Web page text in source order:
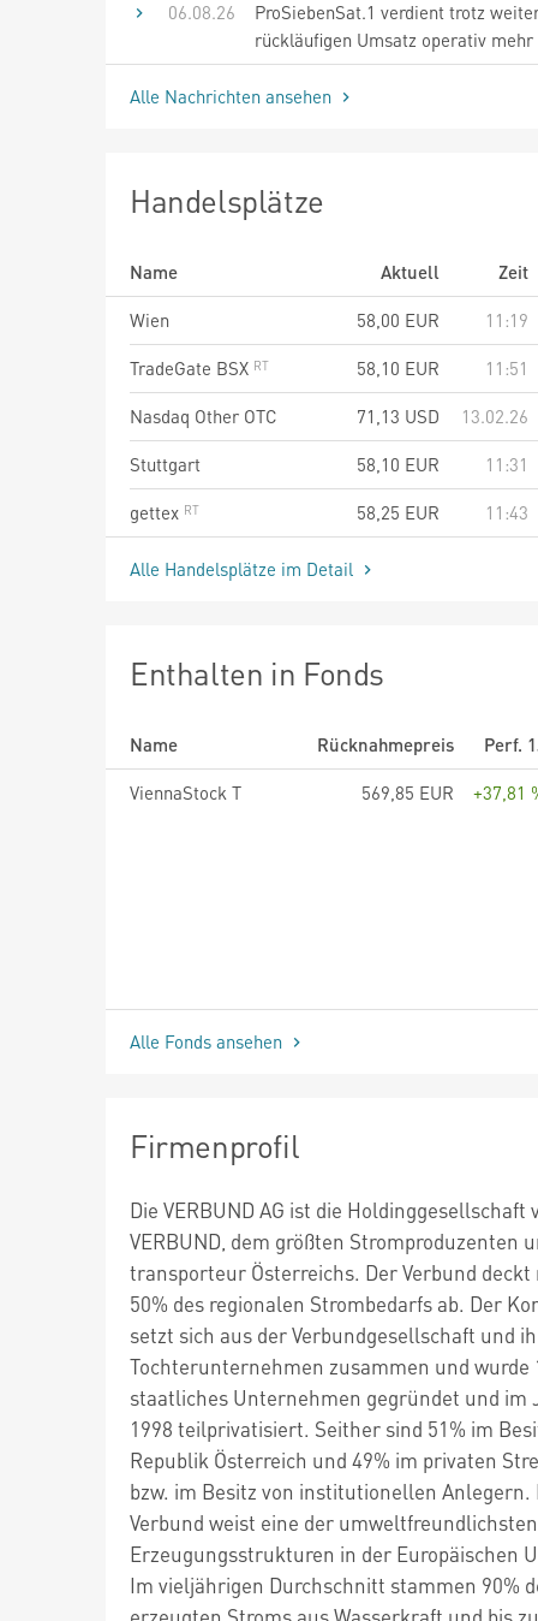
06.08.26
ProSiebenSat.1 verdient trotz
rückläufigen Umsatz operativ mehr
Alle Nachrichten ansehen
Handelsplätze
Name Aktuell
Zeit
Wien
58,00 EUR
11:19
TradeGate BSX
58,10 EUR
11:51
Nasdaq Other OTC
71,13 USD
13.02.26
Stuttgart
58,10 EUR
11:31
gettex
58,25 EUR 11:43
Alle Handelsplätze im Detail
Enthalten in Fonds
Name Rücknahmepreis
Perf.
ViennaStock T
569,85 EUR +37,81
Alle Fonds ansehen
Firmenprofil
Die VERBUND AG ist die Holdinggesellschaft
VERBUND, dem größten Stromproduzenten
transporteur Österreichs. Der Verbund deckt
50% des regionalen Strombedarfs ab. Der
setzt sich aus der Verbundgesellschaft und
Tochterunternehmen zusammen und wurde
staatliches Unternehmen gegründet und im
1998 teilprivatisiert. Seither sind 51% im
Republik Österreich und 49% im privaten
bzw. im Besitz von institutionellen Anlegern.
Verbund weist eine der umweltfreundlichsten
Erzeugungsstrukturen in der Europäischen
Im vieljährigen Durchschnitt stammen 90%